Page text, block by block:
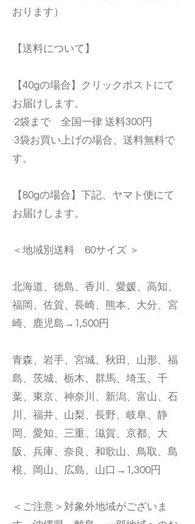
おります）
【送料について】
【40gの場合】クリックポストにて
お届けします。
·2袋まで 全国一律 送料300円
·3袋お買い上げの場合、送料無料で
す。
【80gの場合】下記、ヤマト便にて
お届けします。
＜地域別送料 60サイズ ＞
北海道、徳島、香川、愛媛、高知、
福岡、佐賀、長崎、熊本、大分、宮
崎、鹿児島→1,500円
青森、岩手、宮城、秋田、山形、福
島、茨城、栃木、群馬、埼玉、千
葉、東京、神奈川、新潟、富山、石
川、福井、山梨、長野、岐阜、静
岡、愛知、三重、滋賀、京都、大
阪、兵庫、奈良、和歌山、鳥取、島
根、岡山、広島、山口→1,300円
＜ご注意＞対象外地域がございま